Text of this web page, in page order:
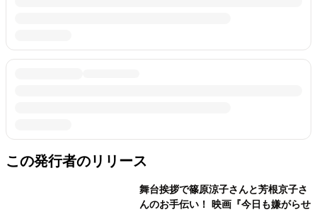
この発行者のリリース
舞台挨拶で篠原涼子さんと芳根京子さ
んのお手伝い！ 映画『今日も嫌がらせ